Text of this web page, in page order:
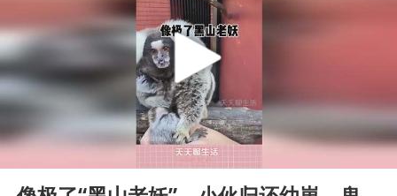
黄金牛市回来了吗
情侣平潭拍日出坠崖1死1伤
台当局重金为“台独”织“皇帝新衣”
白海豚将正面袭击贯穿浙江
Play
00:00 00:14